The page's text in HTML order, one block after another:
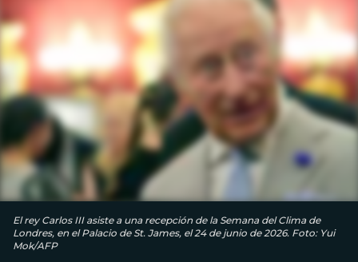
El rey Carlos III asiste a una recepción de la Semana del Clima de
Londres, en el Palacio de St. James, el 24 de junio de 2026. Foto: Yui
Mok/AFP